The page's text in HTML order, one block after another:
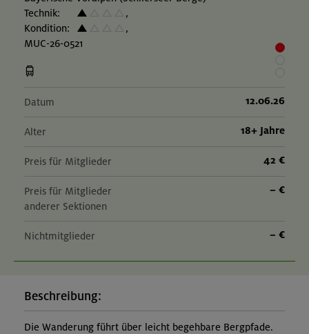
Technik:
,
Kondition:
,
MUC-26-0521
Datum 12.06.26
Alter 18+ Jahre
Preis für Mitglieder 42 €
Preis für Mitglieder
anderer Sektionen
– €
Nichtmitglieder – €
Beschreibung:
Die Wanderung führt über leicht begehbare Bergpfade.